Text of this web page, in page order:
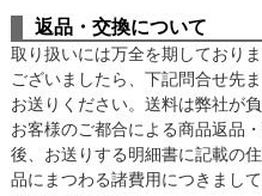
返品・交換について
取り扱いには万全を期しており
ございましたら、下記問合せ先
お送りください。送料は弊社が負
お客様のご都合による商品返品
後、お送りする明細書に記載の
品にまつわる諸費用につきまし